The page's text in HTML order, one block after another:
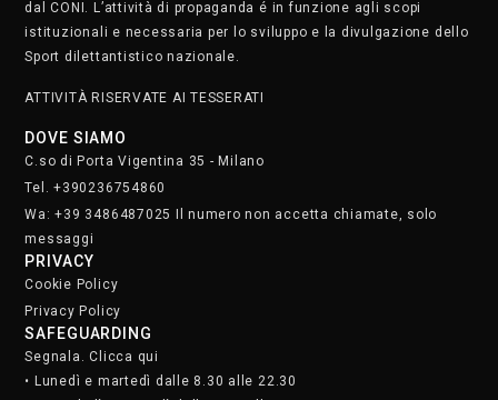
dal CONI. L’attività di propaganda é in funzione agli scopi
istituzionali e necessaria per lo sviluppo e la divulgazione dello
Sport dilettantistico nazionale.
ATTIVITÀ RISERVATE AI TESSERATI
DOVE SIAMO
C.so di Porta Vigentina 35 - Milano
Tel. +390236754860
Wa: +39 3486487025 Il numero non accetta chiamate, solo
messaggi
PRIVACY
Cookie Policy
Privacy Policy
SAFEGUARDING
Segnala. Clicca qui
• Lunedì e martedì dalle 8.30 alle 22.30